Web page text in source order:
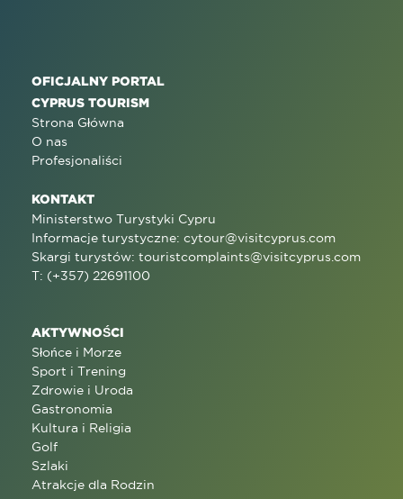
OFICJALNY PORTAL
CYPRUS TOURISM
Strona Główna
O nas
Profesjonaliści
KONTAKT
Ministerstwo Turystyki Cypru
Informacje turystyczne: cytour@visitcyprus.com
Skargi turystów: touristcomplaints@visitcyprus.com
T: (+357) 22691100
AKTYWNOŚCI
Słońce i Morze
Sport i Trening
Zdrowie i Uroda
Gastronomia
Kultura i Religia
Golf
Szlaki
Atrakcje dla Rodzin